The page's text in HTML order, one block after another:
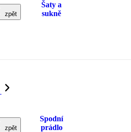
zpět
Šaty a
sukně
zpět
Spodní
prádlo